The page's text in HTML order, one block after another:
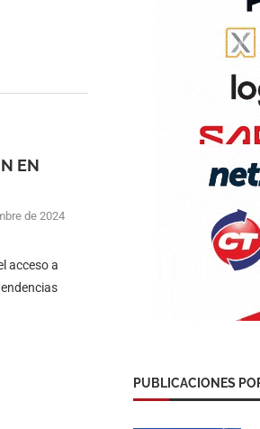
EN
de 2024
acceso a
PUBLICACIONES